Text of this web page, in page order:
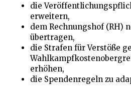
die
erweitern,
dem Rechnungshof (RH)
übertragen,
die Strafen für Verstöße
erhöhen,
die Spendenregeln zu